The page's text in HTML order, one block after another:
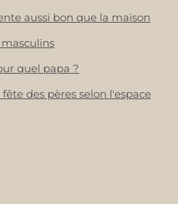
aussi bon que la maison
quel papa ?
des pères selon l'espace